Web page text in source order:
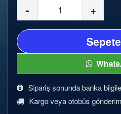
- +
Sipariş sonunda banka
Kargo veya otobüs